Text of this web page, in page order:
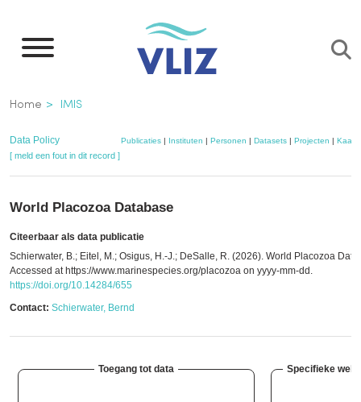
naar
inhoud
gaan
Kruimelpad
Home IMIS
Data Policy Publicaties| Instituten | Personen | Datasets| Projecten |
[ meld een fout in dit record ]
World Placozoa Database
Citeerbaar als data publicatie
Schierwater, B.; Eitel, M.; Osigus, H.-J.; DeSalle, R. (2026). World Placozoa
Accessed at https://www.marinespecies.org/placozoa on yyyy-mm-dd.
https://doi.org/10.14284/655
Contact: Schierwater, Bernd
Toegang tot data Specifieke